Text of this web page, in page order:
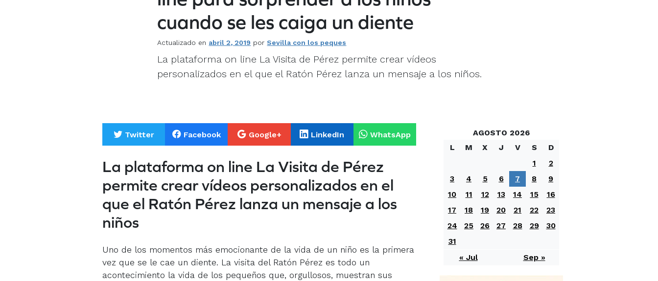
cuando se les caiga un diente
Actualizado en abril 2, 2019 porSevilla con los peques
La plataforma on line La Visita de Pérez permite crear vídeos
personalizados en el que el Ratón Pérez lanza un mensaje a los niños.
Twitter Facebook Google+ LinkedIn WhatsApp
La plataforma on line La Visita de Pérez
permite crear vídeos personalizados en el
que el Ratón Pérez lanza un mensaje a los
niños
Uno de los momentos más emocionante de la vida de un niño es la primera
vez que se le cae un diente. La visita del Ratón Pérez es todo un
acontecimiento la vida de los pequeños que, orgullosos, muestran sus
AGOSTO 2026
L
M X J V S
D
1
2
3
4 5 6 7 8
9
10
11 12 13 14 15
16
17
18 19 20 21 22
23
24
25 26 27 28 29
30
31
« Jul
Sep »